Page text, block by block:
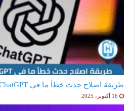
طريقة اصلاح حدث خطأ ما في ChatGPT على Android
16 أكتوبر، 2025